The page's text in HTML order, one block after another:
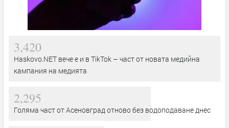
3,420
Haskovo.NET вече е и в TikTok – част от новата медийна
кампания на медията
2,295
Голяма част от Асеновград отново без водоподаване днес